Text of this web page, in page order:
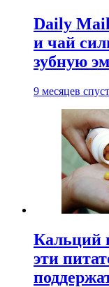
Daily
и чай
зубную
9 месяцев
Кальций
эти